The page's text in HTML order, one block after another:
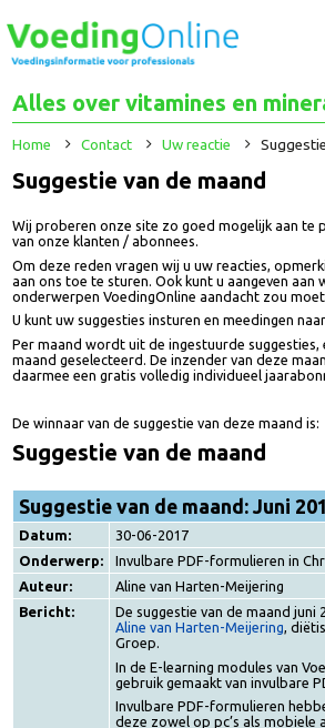
Alles over vitamines en
Home Contact Uw reactie
Suggestie van de maand
Wij proberen onze site zo goed mogelijk aan
van onze klanten / abonnees.
Om deze reden vragen wij u uw reacties,
aan ons toe te sturen. Ook kunt u aangeven
onderwerpen VoedingOnline aandacht zou
U kunt uw suggesties insturen en meedingen
Per maand wordt uit de ingestuurde
maand geselecteerd. De inzender van deze
De winnaar van de suggestie van deze maand
Suggestie van de maand: Juni
Datum: 30-06-2017
Onderwerp:
Invulbare PDF-formulieren in
Auteur:
Aline van Harten-Meijering
De suggestie van de maand
Aline van Harten-Meijering ,
Groep.
In de E-learning modules van
gebruik gemaakt van